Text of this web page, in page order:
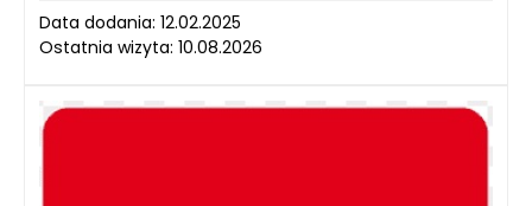
Data dodania: 12.02.2025
Ostatnia wizyta: 10.08.2026